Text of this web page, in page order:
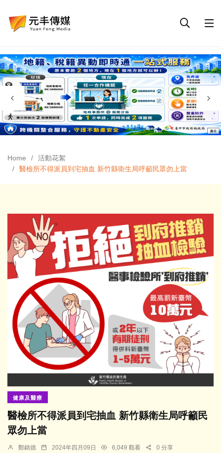
Home
活動花絮
醫檢所不得派員到宅抽血 新竹縣衛生局呼籲民眾勿上當
健康及醫療
醫檢所不得派員到宅抽血 新竹縣衛生局呼籲民
眾勿上當
鄭銘德 2024年四月09日 6,049 觀看 0 分享